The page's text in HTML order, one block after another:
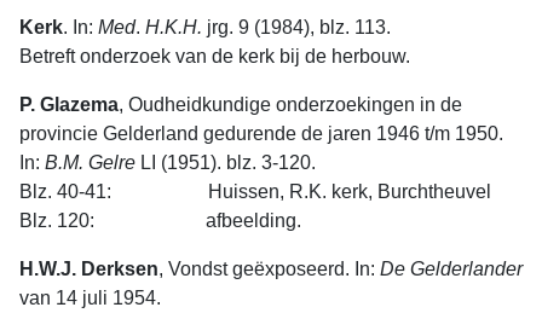
Kerk. In: Med. H.K.H. jrg. 9 (1984), blz. 113.
Betreft onderzoek van de kerk bij de herbouw.
P. Glazema, Oudheidkundige onderzoekingen in de
provincie Gelderland gedurende de jaren 1946 t/m 1950.
In: B.M. Gelre LI (1951). blz. 3-120.
Blz. 40-41: Huissen, R.K. kerk, Burchtheuvel
Blz. 120: afbeelding.
H.W.J. Derksen, Vondst geëxposeerd. In: De Gelderlander
van 14 juli 1954.